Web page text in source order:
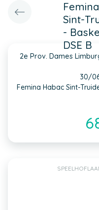
Sint-
-
DSE B
2e Prov. Dames
30/
Femina Habac Sint-